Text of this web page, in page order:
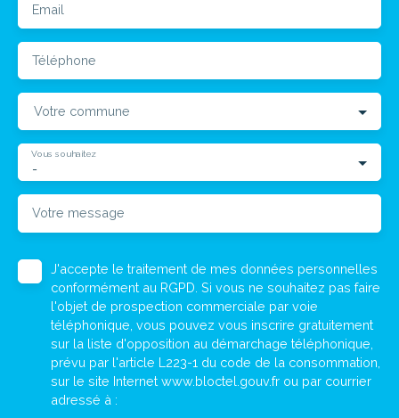
Email
Téléphone
Votre commune
-
Vous souhaitez
Votre message
J'accepte le traitement de mes données personnelles
conformément au RGPD. Si vous ne souhaitez pas faire
l'objet de prospection commerciale par voie
téléphonique, vous pouvez vous inscrire gratuitement
sur la liste d'opposition au démarchage téléphonique,
prévu par l'article L223-1 du code de la consommation,
sur le site Internet www.bloctel.gouv.fr ou par courrier
adressé à :